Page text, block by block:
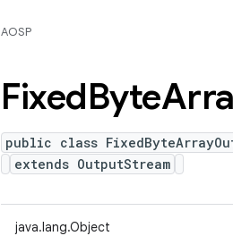
AOSP
FixedByte
public class
extends OutputStream
java.lang.Object